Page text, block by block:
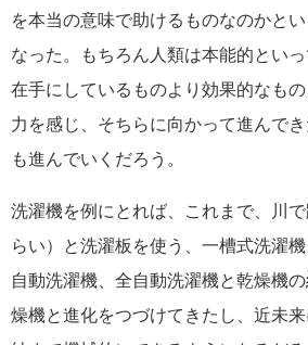
を本当の意味で助けるものなのかと
なった。もちろん人類は本能的とい
在手にしているものより効果的なも
力を感じ、そちらに向かって進んで
も進んでいくだろう。
洗濯機を例にとれば、これまで、川
らい）と洗濯板を使う、一槽式洗濯
自動洗濯機、全自動洗濯機と乾燥機
燥機と進化をつづけてきたし、近未